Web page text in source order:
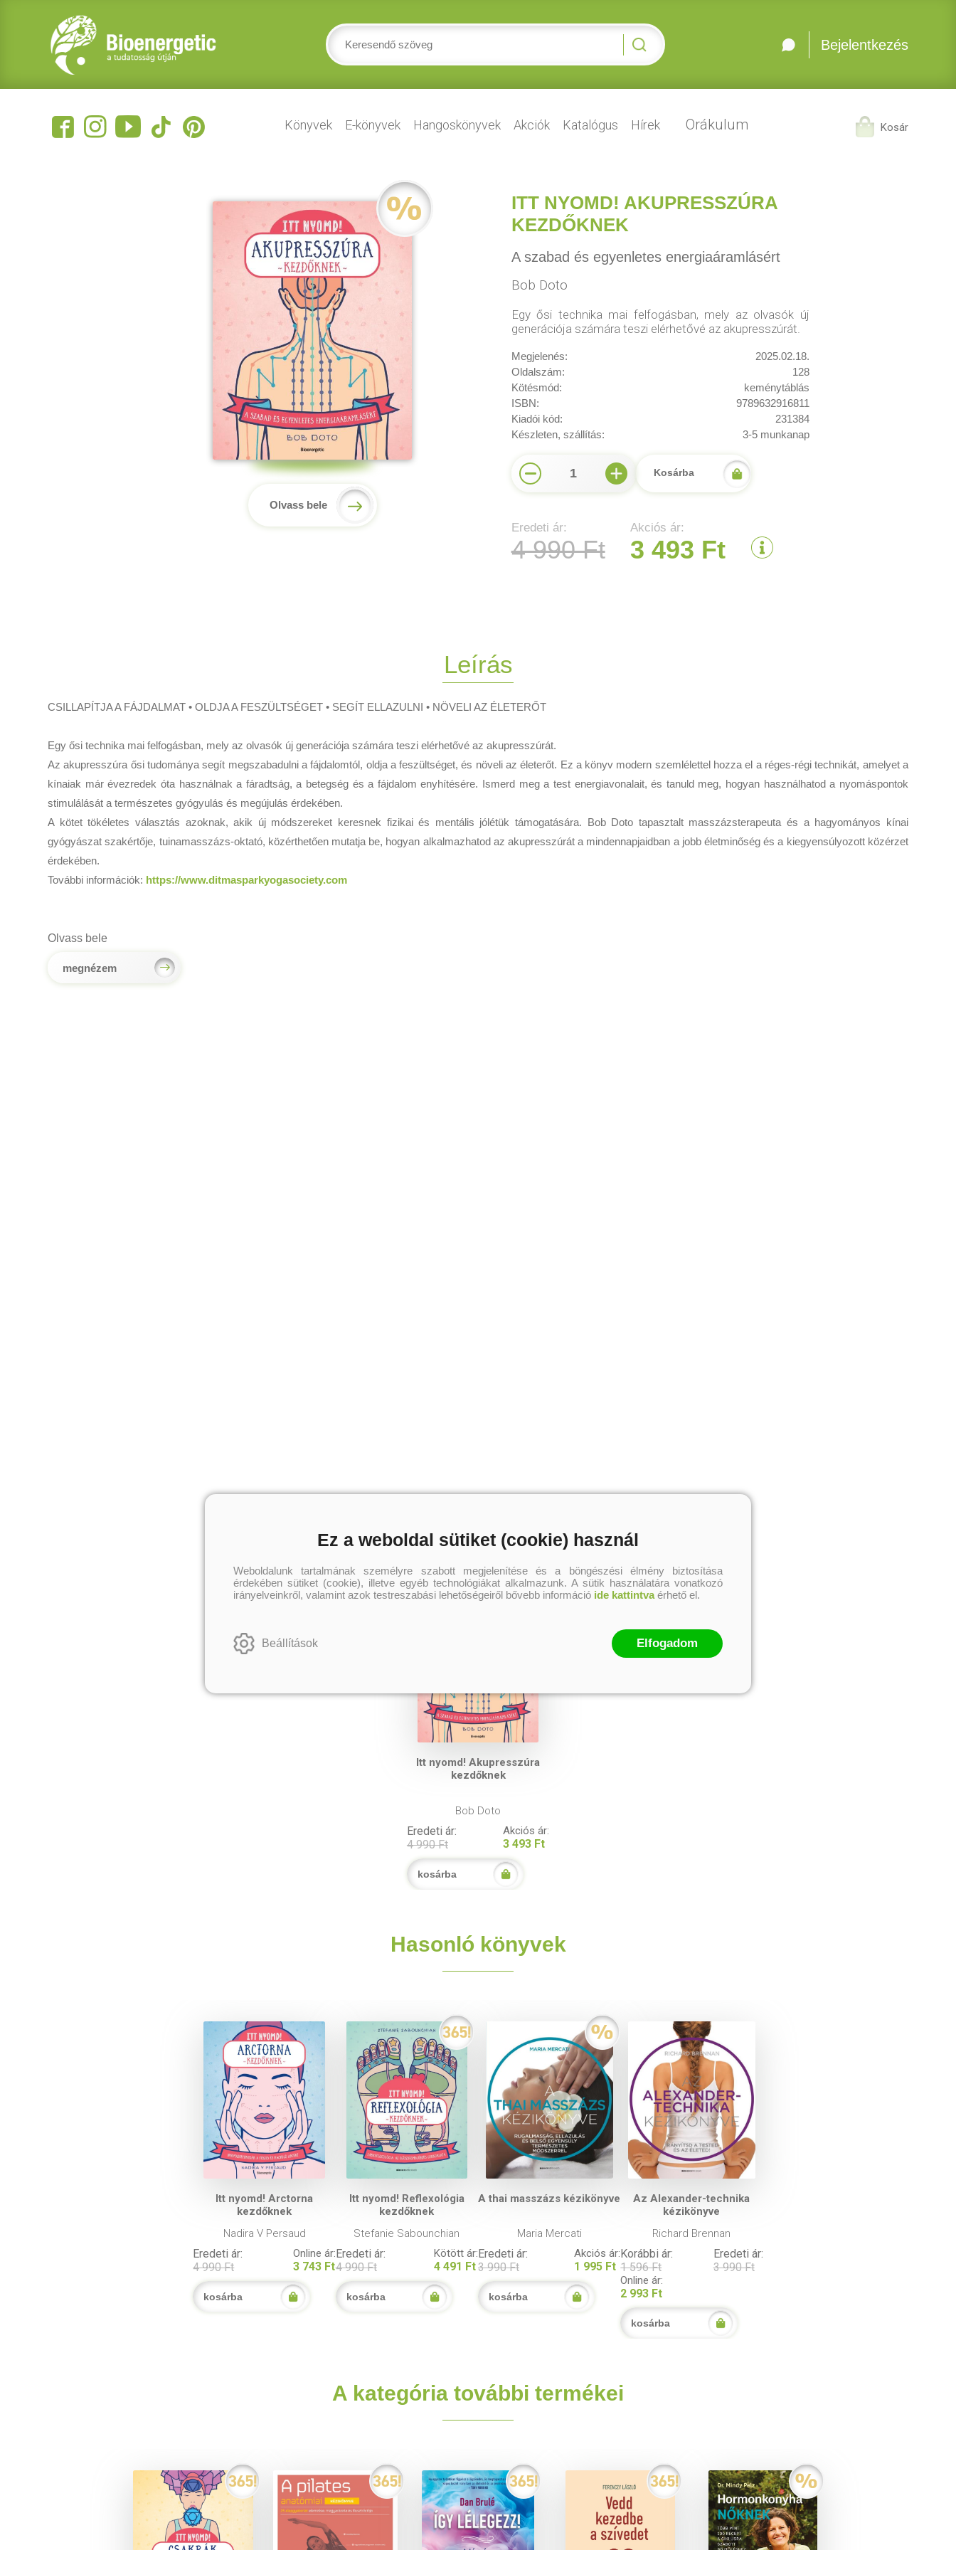
Bejelentkezés
Könyvek E-könyvek Hangoskönyvek Akciók Katalógus Hírek Orákulum Kosár
Olvass bele
ITT NYOMD! AKUPRESSZÚRA
KEZDŐKNEK
A szabad és egyenletes energiaáramlásért
Bob Doto
Egy ősi technika mai felfogásban, mely az olvasók új
generációja számára teszi elérhetővé az akupresszúrát.
Megjelenés:
2025.02.18.
Oldalszám:
128
Kötésmód:
keménytáblás
ISBN:
9789632916811
Kiadói kód:
231384
Készleten, szállítás:
3-5 munkanap
1 Kosárba
Eredeti ár:
4 990 Ft
Akciós ár:
3 493 Ft
Leírás
CSILLAPÍTJA A FÁJDALMAT • OLDJA A FESZÜLTSÉGET • SEGÍT ELLAZULNI • NÖVELI AZ ÉLETERŐT
Egy ősi technika mai felfogásban, mely az olvasók új generációja számára teszi elérhetővé az akupresszúrát.
Az akupresszúra ősi tudománya segít megszabadulni a fájdalomtól, oldja a feszültséget, és növeli az életerőt. Ez a könyv modern szemlélettel hozza el a réges-régi technikát, amelyet a
kínaiak már évezredek óta használnak a fáradtság, a betegség és a fájdalom enyhítésére. Ismerd meg a test energiavonalait, és tanuld meg, hogyan használhatod a nyomáspontok
stimulálását a természetes gyógyulás és megújulás érdekében.
A kötet tökéletes választás azoknak, akik új módszereket keresnek fizikai és mentális jólétük támogatására. Bob Doto tapasztalt masszázsterapeuta és a hagyományos kínai
gyógyászat szakértője, tuinamasszázs-oktató, közérthetően mutatja be, hogyan alkalmazhatod az akupresszúrát a mindennapjaidban a jobb életminőség és a kiegyensúlyozott közérzet
érdekében.
További információk: https://www.ditmasparkyogasociety.com
Olvass bele
megnézem
Itt nyomd! Akupresszúra
kezdőknek
Bob Doto
Eredeti ár:
4 990 Ft
Akciós ár:
3 493 Ft
kosárba
Hasonló könyvek
Itt nyomd! Arctorna
kezdőknek
Nadira V Persaud
Eredeti ár:
4 990 Ft
Online ár:
3 743 Ft
kosárba
Itt nyomd! Reflexológia
kezdőknek
Stefanie Sabounchian
Eredeti ár:
4 990 Ft
Kötött ár:
4 491 Ft
kosárba
A thai masszázs kézikönyve
Maria Mercati
Eredeti ár:
3 990 Ft
Akciós ár:
1 995 Ft
kosárba
Az Alexander-technika
kézikönyve
Richard Brennan
Korábbi ár:
1 596 Ft
Eredeti ár:
3 990 Ft
Online ár:
2 993 Ft
kosárba
A kategória további termékei
Ez a weboldal sütiket (cookie) használ
Weboldalunk tartalmának személyre szabott megjelenítése és a böngészési élmény biztosítása
érdekében sütiket (cookie), illetve egyéb technológiákat alkalmazunk. A sütik használatára vonatkozó
irányelveinkről, valamint azok testreszabási lehetőségeiről bővebb információ ide kattintvaérhető el.
Beállítások Elfogadom